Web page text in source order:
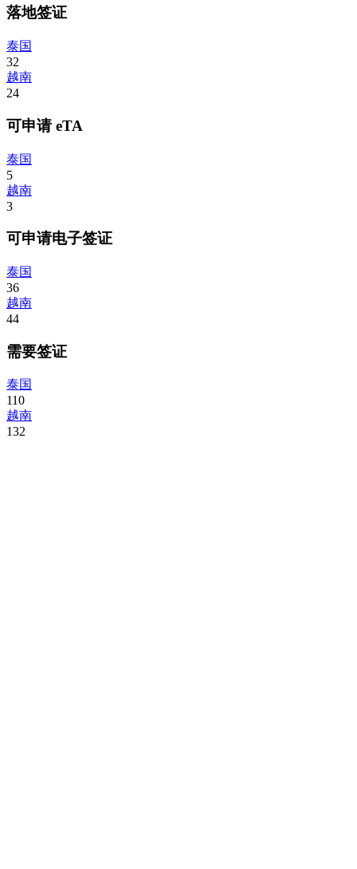
落地签证
泰国
32
越南
24
可申请 eTA
泰国
5
越南
3
可申请电子签证
泰国
36
越南
44
需要签证
泰国
110
越南
132